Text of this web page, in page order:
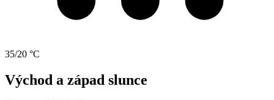
35/20 °C
Východ a západ slunce